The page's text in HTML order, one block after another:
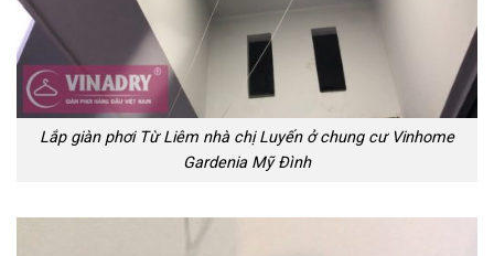
Lắp giàn phơi Từ Liêm nhà chị Luyến ở chung cư Vinhome
Gardenia Mỹ Đình